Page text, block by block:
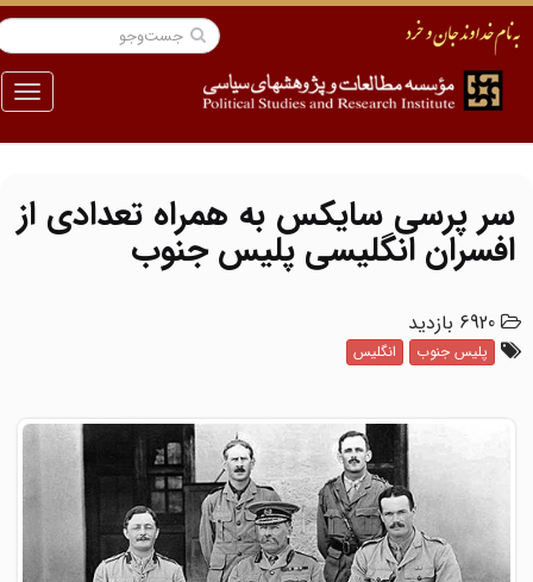
منو
سر پرسی سایکس به همراه تعدادی از
افسران انگلیسی پلیس جنوب
6920 بازدید
پلیس جنوب انگلیس